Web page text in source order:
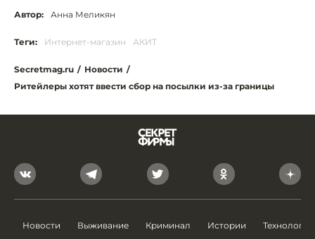
Автор: Анна Меликян
Теги: Интернет-магазин АКИТ
Secretmag.ru / Новости /
Ритейлеры хотят ввести сбор на посылки из-за границы
Новости Выживание Криминал Истории Технологии